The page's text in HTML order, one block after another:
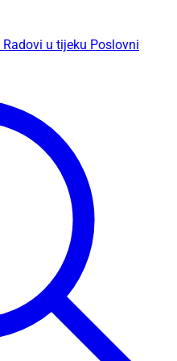
Radovi u tijeku Poslovni